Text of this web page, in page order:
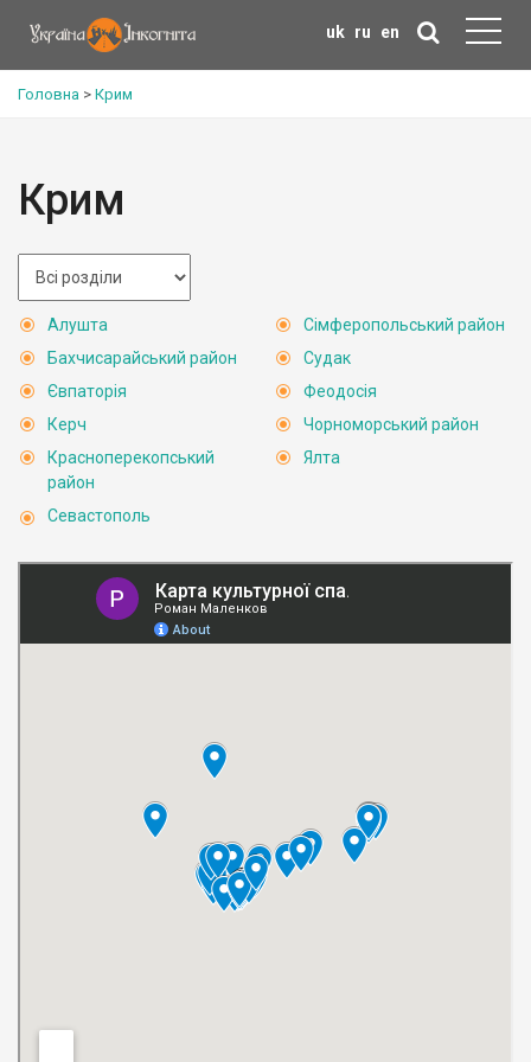
uk ru en
Головна > Крим
Крим
Алушта
Бахчисарайський район
Євпаторія
Керч
Красноперекопський
район
Севастополь
Сімферопольський район
Судак
Феодосія
Чорноморський район
Ялта